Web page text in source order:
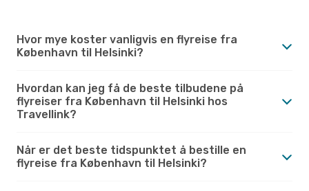
Hvor mye koster vanligvis en flyreise fra
København til Helsinki?
Hvordan kan jeg få de beste tilbudene på
flyreiser fra København til Helsinki hos
Travellink?
Når er det beste tidspunktet å bestille en
flyreise fra København til Helsinki?